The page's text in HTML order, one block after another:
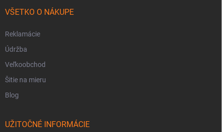
VŠETKO O NÁKUPE
Reklamácie
Údržba
Veľkoobchod
Šitie na mieru
Blog
UŽITOČNÉ INFORMÁCIE